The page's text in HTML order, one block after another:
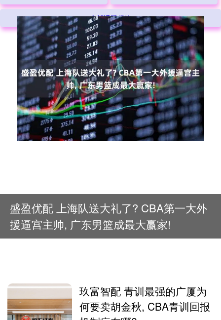
全部话题标签
盛盈优配 上海队送大礼了? CBA第一大外
援逼宫主帅, 广东男篮成最大赢家!
玖富智配 青训最强的广厦为
何要卖胡金秋, CBA青训回报